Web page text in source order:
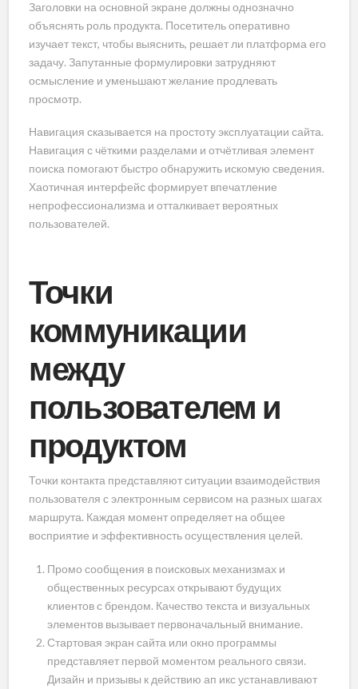
Заголовки на основной экране должны однозначно
объяснять роль продукта. Посетитель оперативно
изучает текст, чтобы выяснить, решает ли платформа его
задачу. Запутанные формулировки затрудняют
осмысление и уменьшают желание продлевать
просмотр.
Навигация сказывается на простоту эксплуатации сайта.
Навигация с чёткими разделами и отчётливая элемент
поиска помогают быстро обнаружить искомую сведения.
Хаотичная интерфейс формирует впечатление
непрофессионализма и отталкивает вероятных
пользователей.
Точки
коммуникации
между
пользователем и
продуктом
Точки контакта представляют ситуации взаимодействия
пользователя с электронным сервисом на разных шагах
маршрута. Каждая момент определяет на общее
восприятие и эффективность осуществления целей.
Промо сообщения в поисковых механизмах и
общественных ресурсах открывают будущих
клиентов с брендом. Качество текста и визуальных
элементов вызывает первоначальный внимание.
Стартовая экран сайта или окно программы
представляет первой моментом реального связи.
Дизайн и призывы к действию ап икс устанавливают